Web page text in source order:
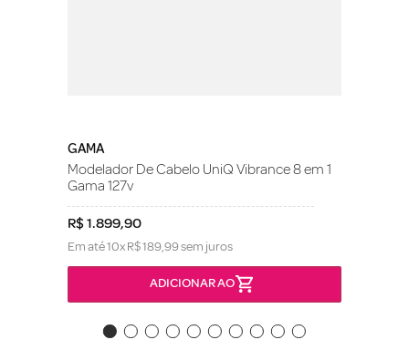
GAMA
Modelador De Cabelo UniQ Vibrance 8 em 1
Gama 127v
R$1.899,90
Em até10xR$189,99sem juros
ADICIONAR AO